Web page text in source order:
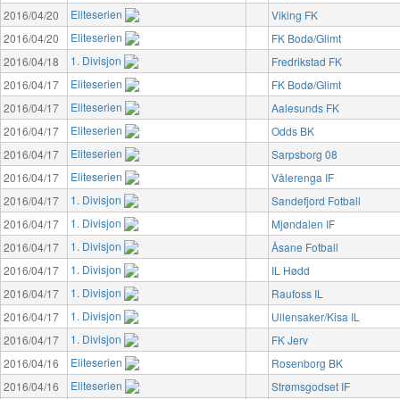
2016/04/20
Eliteserien
Viking FK
2016/04/20
Eliteserien
FK Bodø/Glimt
2016/04/18
1. Divisjon
Fredrikstad FK
2016/04/17
Eliteserien
FK Bodø/Glimt
2016/04/17
Eliteserien
Aalesunds FK
2016/04/17
Eliteserien
Odds BK
2016/04/17
Eliteserien
Sarpsborg 08
2016/04/17
Eliteserien
Vålerenga IF
2016/04/17
1. Divisjon
Sandefjord Fotball
2016/04/17
1. Divisjon
Mjøndalen IF
2016/04/17
1. Divisjon
Åsane Fotball
2016/04/17
1. Divisjon
IL Hødd
2016/04/17
1. Divisjon
Raufoss IL
2016/04/17
1. Divisjon
Ullensaker/Kisa IL
2016/04/17
1. Divisjon
FK Jerv
2016/04/16
Eliteserien
Rosenborg BK
2016/04/16
Eliteserien
Strømsgodset IF